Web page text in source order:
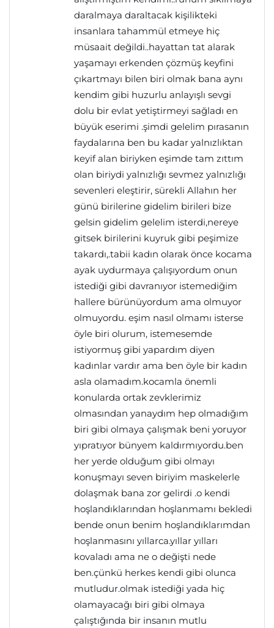
daralmaya daraltacak kişilikteki
insanlara tahammül etmeye hiç
müsaait değildi..hayattan tat alarak
yaşamayı erkenden çözmüş keyfini
çıkartmayı bilen biri olmak bana aynı
kendim gibi huzurlu anlayışlı sevgi
dolu bir evlat yetiştirmeyi sağladı en
büyük eserimi .şimdi gelelim pırasanın
faydalarına ben bu kadar yalnızlıktan
keyif alan biriyken eşimde tam zıttım
olan biriydi yalnızlığı sevmez yalnızlığı
sevenleri eleştirir, sürekli Allahın her
günü birilerine gidelim birileri bize
gelsin gidelim gelelim isterdi,nereye
gitsek birilerini kuyruk gibi peşimize
takardı,.tabii kadın olarak önce kocama
ayak uydurmaya çalışıyordum onun
istediği gibi davranıyor istemediğim
hallere bürünüyordum ama olmuyor
olmuyordu. eşim nasıl olmamı isterse
öyle biri olurum, istemesemde
istiyormuş gibi yapardım diyen
kadınlar vardır ama ben öyle bir kadın
asla olamadım.kocamla önemli
konularda ortak zevklerimiz
olmasından yanaydım hep olmadığım
biri gibi olmaya çalışmak beni yoruyor
yıpratıyor bünyem kaldırmıyordu.ben
her yerde olduğum gibi olmayı
konuşmayı seven biriyim maskelerle
dolaşmak bana zor gelirdi .o kendi
hoşlandıklarından hoşlanmamı bekledi
bende onun benim hoşlandıklarımdan
hoşlanmasını yıllarca.yıllar yılları
kovaladı ama ne o değişti nede
ben.çünkü herkes kendi gibi olunca
mutludur.olmak istediği yada hiç
olamayacağı biri gibi olmaya
çalıştığında bir insanın mutlu